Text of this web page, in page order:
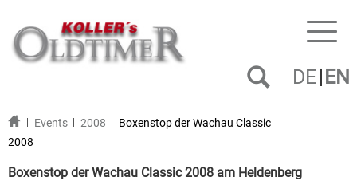
DE EN
Events 2008
Boxenstop der Wachau Classic
2008
Boxenstop der Wachau Classic 2008 am Heldenberg